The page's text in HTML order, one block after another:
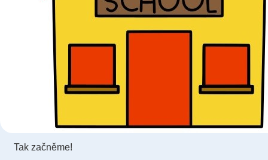
Tak začněme!